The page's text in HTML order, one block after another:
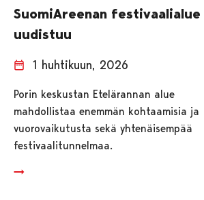
SuomiAreenan festivaalialue
uudistuu
1 huhtikuun, 2026
Porin keskustan Etelärannan alue
mahdollistaa enemmän kohtaamisia ja
vuorovaikutusta sekä yhtenäisempää
festivaalitunnelmaa.